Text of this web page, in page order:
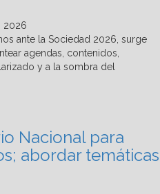
2026
Nacional para
abordar temáticas